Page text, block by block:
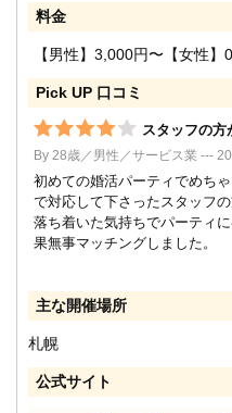
料金
【男性】3,000円〜【女性】
Pick UP 口コミ
スタッフの方
By 28歳／男性／サービス業 ---
初めての婚活パーティでめち
で対応して下さったスタッフ
落ち着いた気持ちでパーティ
果無事マッチングしました。
主な開催場所
札幌
公式サイト